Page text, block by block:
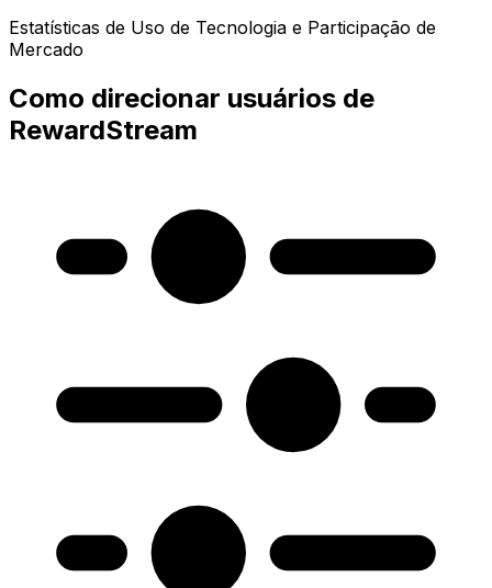
Estatísticas de Uso de Tecnologia e Participação de
Mercado
Como direcionar usuários de
RewardStream